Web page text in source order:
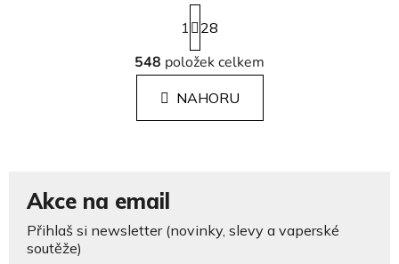
O
v
l
p
S
t
r
á
n
k
1 28
548 položek celkem
NAHORU
Akce na email
Přihlaš si newsletter (novinky, slevy a vaperské
soutěže)